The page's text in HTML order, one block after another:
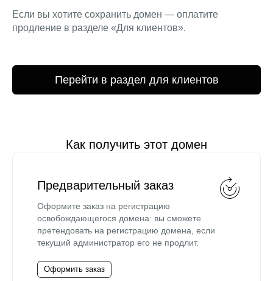
Если вы хотите сохранить домен — оплатите
продление в разделе «Для клиентов».
Перейти в раздел для клиентов
Как получить этот домен
Предварительный заказ
Оформите заказ на регистрацию
освобождающегося домена: вы сможете
претендовать на регистрацию домена, если
текущий администратор его не продлит.
Оформить заказ